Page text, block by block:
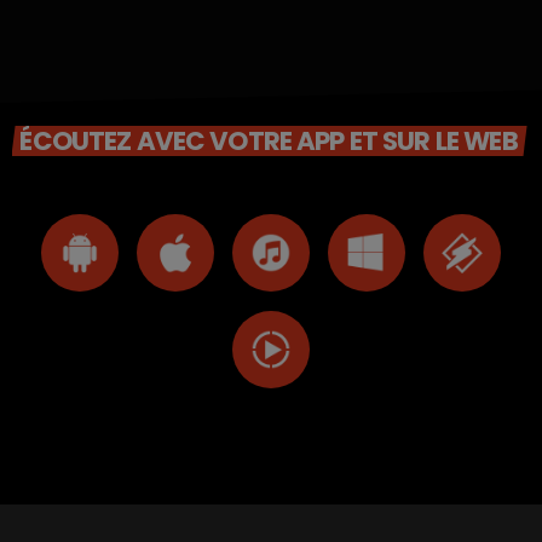
ÉCOUTEZ AVEC VOTRE APP ET SUR LE WEB